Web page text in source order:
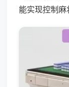
能实现控制麻